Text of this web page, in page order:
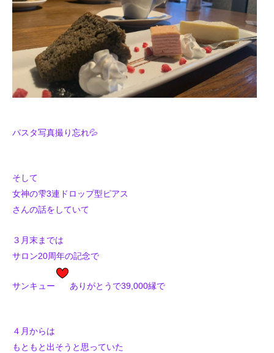
パスタ写真撮り忘れ💦
そして
女神の雫3連ドロップ型ピアス
さんの話をしていて
３月末までは
サロン20周年の記念で
サンキュー ありがとうで39,000縁で
４月からは
もともと出そうと思っていた